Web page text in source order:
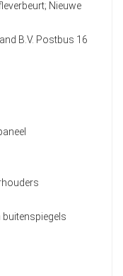
Nieuwe
B.V. Postbus 16